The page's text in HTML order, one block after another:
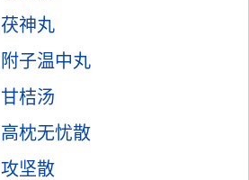
茯神丸
附子温中丸
甘桔汤
高枕无忧散
攻坚散